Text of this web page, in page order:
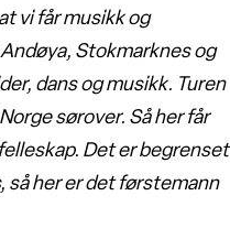
vi får musikk og
Stokmarknes og
dans og musikk. Turen
sørover. Så her får
Det er begrenset
så her er det førstemann